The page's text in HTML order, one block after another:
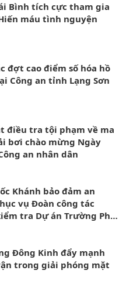
Bình tích cực tham gia
máu tình nguyện
đợt cao điểm số hóa hồ
Công an tỉnh Lạng Sơn
điều tra tội phạm về ma
bơi chào mừng Ngày
an nhân dân
Khánh bảo đảm an
vụ Đoàn công tác
tra Dự án Trường Phổ
Đông Kinh đẩy mạnh
trong giải phóng mặt